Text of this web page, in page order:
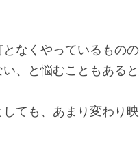
なくやっているもの
、と悩むこともあると